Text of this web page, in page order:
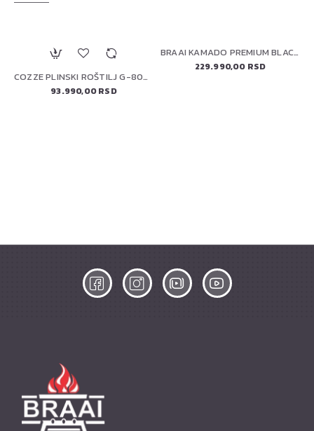
COZZE PLINSKI ROŠTILJ G-800 PLANCHA (90516)
93.990,00 RSD
BRAAI KAMADO PREMIUM BLACK 22" (56 cm)
229.990,00 RSD